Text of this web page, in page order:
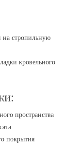
на стропильную
кровельного
пространства
покрытия